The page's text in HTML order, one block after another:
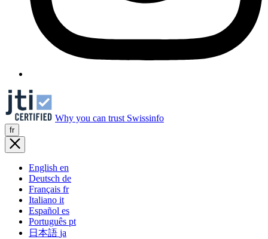
Why you can trust Swissinfo
fr
English en
Deutsch de
Français fr
Italiano it
Español es
Português pt
日本語 ja